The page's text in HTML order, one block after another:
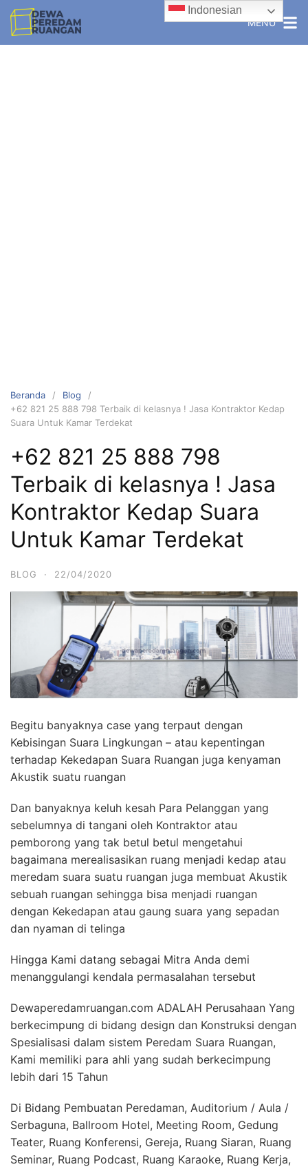
MENU
Beranda
Blog
+62 821 25 888 798 Terbaik di kelasnya ! Jasa Kontraktor Kedap
Suara Untuk Kamar Terdekat
+62 821 25 888 798
Terbaik di kelasnya ! Jasa
Kontraktor Kedap Suara
Untuk Kamar Terdekat
BLOG · 22/04/2020
Begitu banyaknya case yang terpaut dengan
Kebisingan Suara Lingkungan – atau kepentingan
terhadap Kekedapan Suara Ruangan juga kenyaman
Akustik suatu ruangan
Dan banyaknya keluh kesah Para Pelanggan yang
sebelumnya di tangani oleh Kontraktor atau
pemborong yang tak betul betul mengetahui
bagaimana merealisasikan ruang menjadi kedap atau
meredam suara suatu ruangan juga membuat Akustik
sebuah ruangan sehingga bisa menjadi ruangan
dengan Kekedapan atau gaung suara yang sepadan
dan nyaman di telinga
Hingga Kami datang sebagai Mitra Anda demi
menanggulangi kendala permasalahan tersebut
Dewaperedamruangan.com ADALAH Perusahaan Yang
berkecimpung di bidang design dan Konstruksi dengan
Spesialisasi dalam sistem Peredam Suara Ruangan,
Kami memiliki para ahli yang sudah berkecimpung
lebih dari 15 Tahun
Di Bidang Pembuatan Peredaman, Auditorium / Aula /
Serbaguna, Ballroom Hotel, Meeting Room, Gedung
Teater, Ruang Konferensi, Gereja, Ruang Siaran, Ruang
Seminar, Ruang Podcast, Ruang Karaoke, Ruang Kerja,
Indonesian